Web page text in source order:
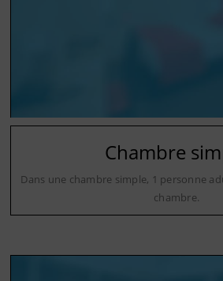
Chambre
Dans une chambre simple, 1 personne
chambre.